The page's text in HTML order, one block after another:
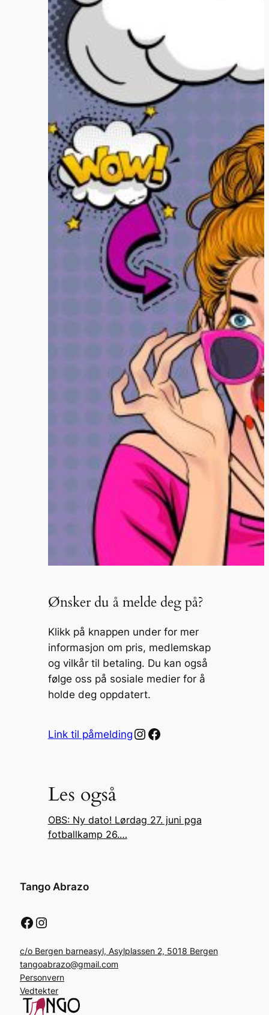
Ønsker du å melde deg på?
Klikk på knappen under for mer
informasjon om pris, medlemskap
og vilkår til betaling. Du kan også
følge oss på sosiale medier for å
holde deg oppdatert.
Link til påmeldingInstagram Facebook
Les også
OBS: Ny dato! Lørdag 27. juni pga
fotballkamp 26.…
Tango Abrazo
Facebook Instagram
c/o Bergen barneasyl, Asylplassen 2, 5018 Bergen
tangoabrazo@gmail.com
Personvern
Vedtekter